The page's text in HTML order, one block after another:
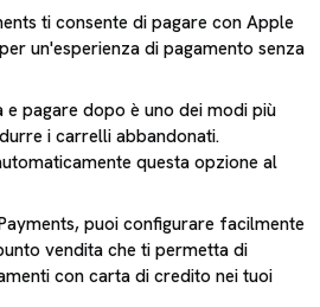
ti consente di pagare con Apple
un'esperienza di pagamento senza
e pagare dopo è uno dei modi più
i carrelli abbandonati.
questa opzione al
puoi configurare facilmente
vendita che ti permetta di
con carta di credito nei tuoi